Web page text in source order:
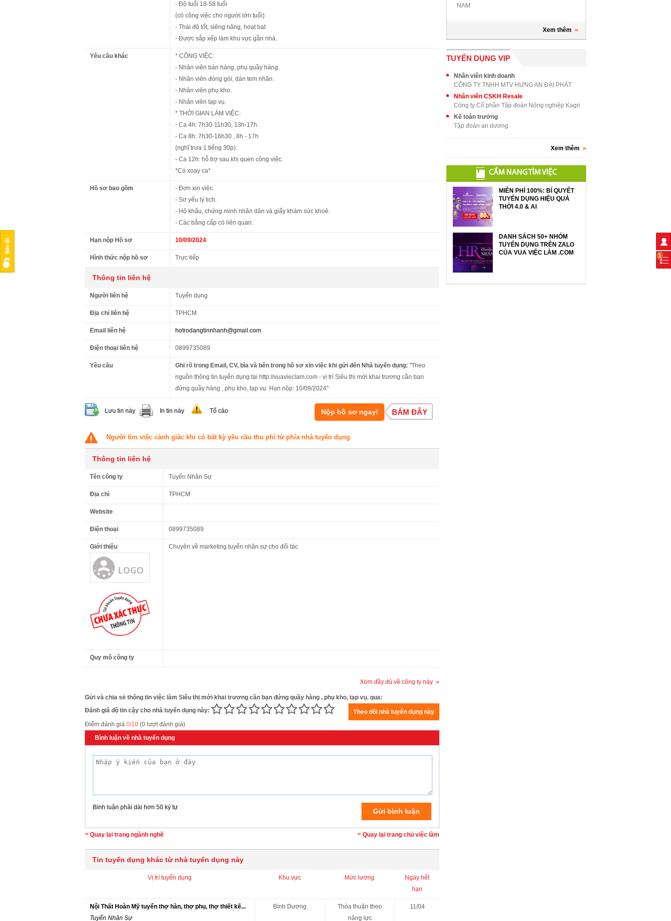
- Độ tuổi 18-58 tuổi
(có công việc cho người lớn tuổi)
- Thái độ tốt, siêng năng, hoạt bat
- Được sắp xếp làm khu vực gần nhà.
Yêu cầu khác
* CÔNG VIỆC:
- Nhân viên bán hàng, phụ quầy hàng.
- Nhân viên đóng gói, dán tem nhãn.
- Nhân viên phụ kho.
- Nhân viên tạp vụ.
* THỜI GIAN LÀM VIỆC:
- Ca 4h: 7h30-11h30, 13h-17h.
- Ca 8h: 7h30-16h30 , 8h - 17h
(nghĩ trưa 1 tiếng 30p).
- Ca 12h: hỗ trợ sau khi quen công việc.
*Có xoay ca*
Hồ sơ bao gồm
- Đơn xin việc.
- Sơ yếu lý lịch.
- Hộ khẩu, chứng minh nhân dân và giấy khám sức khoẻ.
- Các bằng cấp có liên quan.
Hạn nộp Hồ sơ 10/09/2024
Hình thức nộp hồ sơ Trực tiếp
Thông tin liên hệ
Người liên hệ Tuyển dụng
Địa chỉ liên hệ TPHCM
Email liên hệ hotrodangtinnhanh@gmail.com
Điện thoại liên hệ 0899735089
Yêu cầu Ghi rõ trong Email, CV, bìa và bên trong hồ sơ xin việc khi gửi đến Nhà tuyển dụng: "Theo
nguồn thông tin tuyển dụng tại http://vuavieclam.com - vị trí Siêu thị mới khai trương cần bạn
đứng quầy hàng , phụ kho, tạp vụ. Hạn nộp: 10/09/2024"
Lưu tin này In tin này Tố cáo Nộp hồ sơ ngay! BẤM ĐÂY
Người tìm việc cảnh giác khi có bất kỳ yêu cầu thu phí từ phía nhà tuyển dụng
Thông tin liên hệ
Tên công ty Tuyển Nhân Sự
Địa chỉ TPHCM
Website
Điện thoại 0899735089
Giới thiệu Chuyên về marketing tuyển nhân sự cho đối tác
Quy mô công ty
Xem đầy đủ về công ty này
Gửi và chia sẻ thông tin việc làm Siêu thị mới khai trương cần bạn đứng quầy hàng , phụ kho, tạp vụ. qua:
Đánh giá độ tin cậy cho nhà tuyển dụng này:
Điểm đánh giá 0/10 (0 lượt đánh giá)
Bình luận về nhà tuyển dụng
Bình luận phải dài hơn 50 ký tự
Quay lại trang ngành nghề Quay lại trang chủ việc làm
Tin tuyển dụng khác từ nhà tuyển dụng này
Vị trí tuyển dụng Khu vực Mức lương
Ngày hết
hạn
Nội Thất Hoàn Mỹ tuyển thợ hàn, thợ phụ, thợ thiết kế...
Tuyển Nhân Sự
Bình Dương
Thỏa thuận theo
năng lực
11/04
NAM
Xem thêm
TUYỂN DỤNG VIP
Nhân viên kinh doanh
CÔNG TY TNHH MTV HƯNG AN ĐẠI PHÁT
Nhân viên CSKH Resale
Công ty Cổ phần Tập đoàn Nông nghiệp Kagri
Kế toán trưởng
Tập đoàn an dương
Xem thêm
CẨM NANG TÌM VIỆC
MIỄN PHÍ 100%: BÍ QUYẾT
TUYỂN DỤNG HIỆU QUẢ
THỜI 4.0 & AI
DANH SÁCH 50+ NHÓM
TUYỂN DỤNG TRÊN ZALO
CỦA VUA VIỆC LÀM .COM
1